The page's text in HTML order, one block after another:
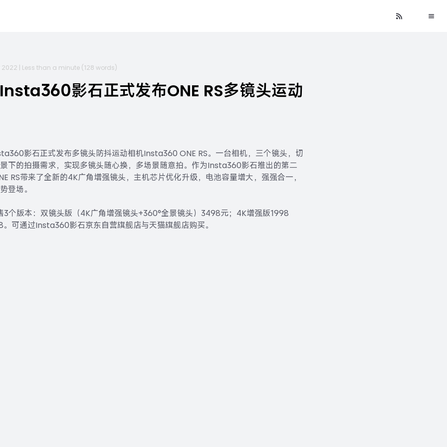
2022 Less than a minute (128 words)
影石正式发布ONE RS多镜头运动
影石正式发布多镜头防抖运动相机Insta360 ONE RS。一台相机，三个镜头，切
下的拍摄需求，实现多镜头随心换，多场景随意拍。作为Insta360影石推出的第二
RS带来了全新的4K广角增强镜头，主机芯片优化升级，电池容量增大，强强合一，
登场。
3个版本：双镜头版（4K广角增强镜头+360°全景镜头）3498元；4K增强版1998
可通过Insta360影石京东自营旗舰店与天猫旗舰店购买。